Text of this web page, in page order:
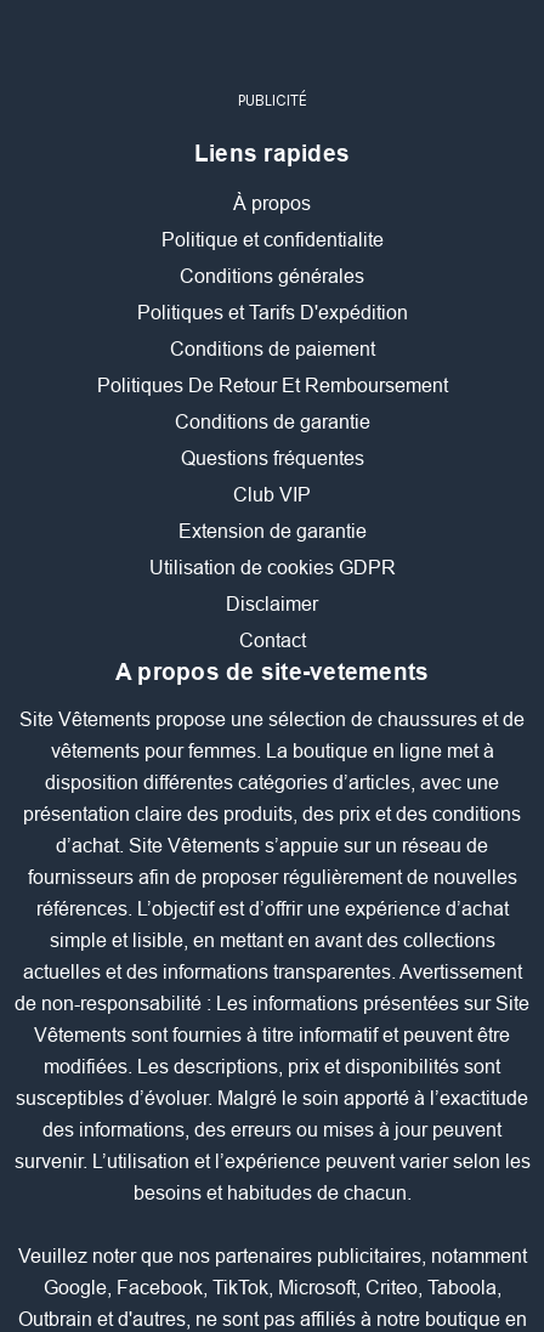
PUBLICITÉ
Liens rapides
À propos
Politique et confidentialite
Conditions générales
Politiques et Tarifs D'expédition
Conditions de paiement
Politiques De Retour Et Remboursement
Conditions de garantie
Questions fréquentes
Club VIP
Extension de garantie
Utilisation de cookies GDPR
Disclaimer
Contact
A propos de site-vetements
Site Vêtements propose une sélection de chaussures et de
vêtements pour femmes. La boutique en ligne met à
disposition différentes catégories d’articles, avec une
présentation claire des produits, des prix et des conditions
d’achat. Site Vêtements s’appuie sur un réseau de
fournisseurs afin de proposer régulièrement de nouvelles
références. L’objectif est d’offrir une expérience d’achat
simple et lisible, en mettant en avant des collections
actuelles et des informations transparentes. Avertissement
de non-responsabilité : Les informations présentées sur Site
Vêtements sont fournies à titre informatif et peuvent être
modifiées. Les descriptions, prix et disponibilités sont
susceptibles d’évoluer. Malgré le soin apporté à l’exactitude
des informations, des erreurs ou mises à jour peuvent
survenir. L’utilisation et l’expérience peuvent varier selon les
besoins et habitudes de chacun.
Veuillez noter que nos partenaires publicitaires, notamment
Google, Facebook, TikTok, Microsoft, Criteo, Taboola,
Outbrain et d'autres, ne sont pas affiliés à notre boutique en